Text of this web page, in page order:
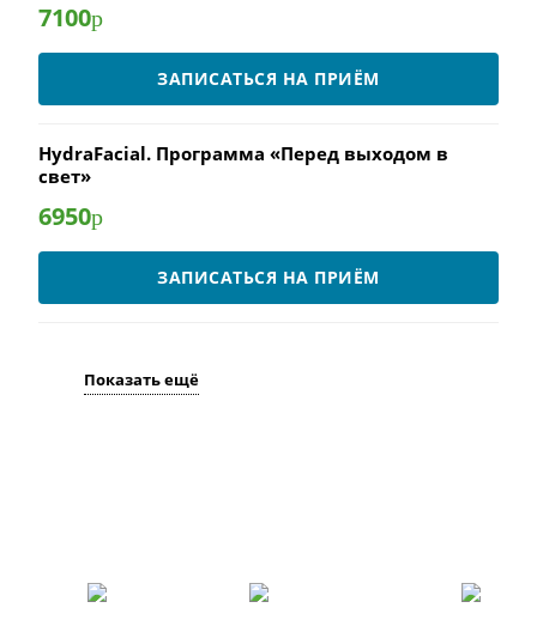
7100р
ЗАПИСАТЬСЯ НА ПРИЁМ
HydraFacial. Программа «Перед выходом в
свет»
6950р
ЗАПИСАТЬСЯ НА ПРИЁМ
Показать ещё